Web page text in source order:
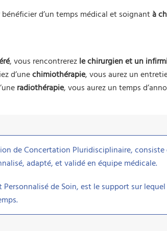
d’un temps médical et soignantà
, vous rencontrerez le chirurgien et un
d’unechimiothérapie, vous aurez un
radiothérapie, vous aurez un temps
de Concertation Pluridisciplinaire,
adapté, et validé en équipe médicale.
Personnalisé de Soin, est le support sur